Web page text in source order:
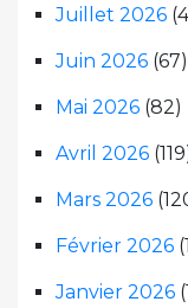
Juillet 2026
Juin 2026 (67)
Mai 2026 (82)
Avril 2026
Mars 2026
Février 2026
Janvier 2026